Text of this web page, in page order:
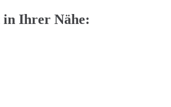
Ihrer Nähe: